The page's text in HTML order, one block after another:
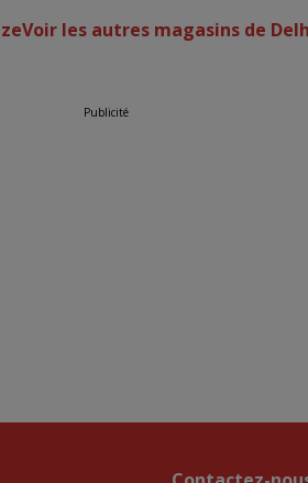
Voir les autres magasins de
Publicité